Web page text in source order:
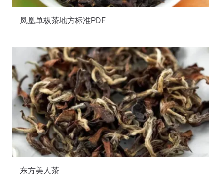
凤凰单枞茶地方标准PDF
东方美人茶